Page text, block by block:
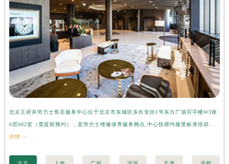
北京王府井劳力士售后服务中心位于北京市东城区东长安街1号东方广场写字楼W3座
6层602室（需提前预约），是劳力士维修保养服务网点,中心技师均接受标准培训....
详情 >